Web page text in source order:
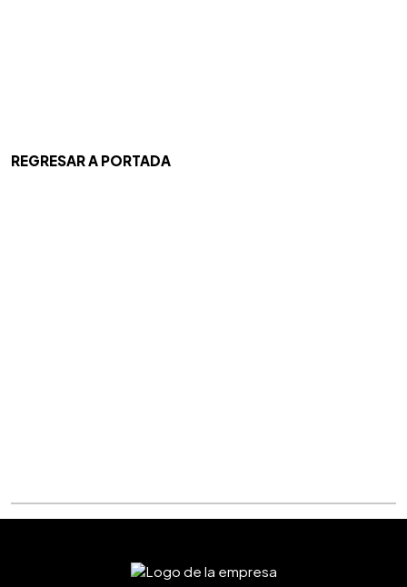
REGRESAR A PORTADA